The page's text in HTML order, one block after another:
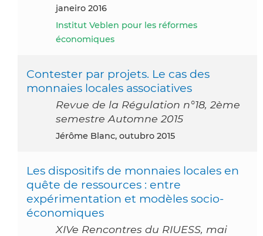
janeiro 2016
Institut Veblen pour les réformes
économiques
Contester par projets. Le cas des
monnaies locales associatives
Revue de la Régulation n°18, 2ème
semestre Automne 2015
Jérôme Blanc, outubro 2015
Les dispositifs de monnaies locales en
quête de ressources : entre
expérimentation et modèles socio-
économiques
XIVe Rencontres du RIUESS, mai